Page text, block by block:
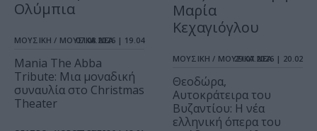
Ολύμπια
ΜΟΥΣΙΚΗ / ΜΟΥΣΙΚΑ ΝΕΑ
07.08.2026 | 19.04
Mania The Abba
Tribute: Μια μοναδική
συναυλία στο Christmas
Theater
Μαρία
Κεχαγιόγλου
ΜΟΥΣΙΚΗ / ΜΟΥΣΙΚΑ ΝΕΑ
29.07.2026 | 20.02
Θεοδώρα,
Αυτοκράτειρα του
Βυζαντίου: Η νέα
ελληνική όπερα του